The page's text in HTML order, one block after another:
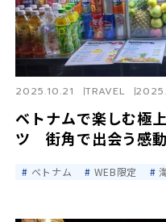
ベトナムで楽しむ極
ツ 街角で出会う感
2025.10.21 TRAVEL
ベトナム WEB限定